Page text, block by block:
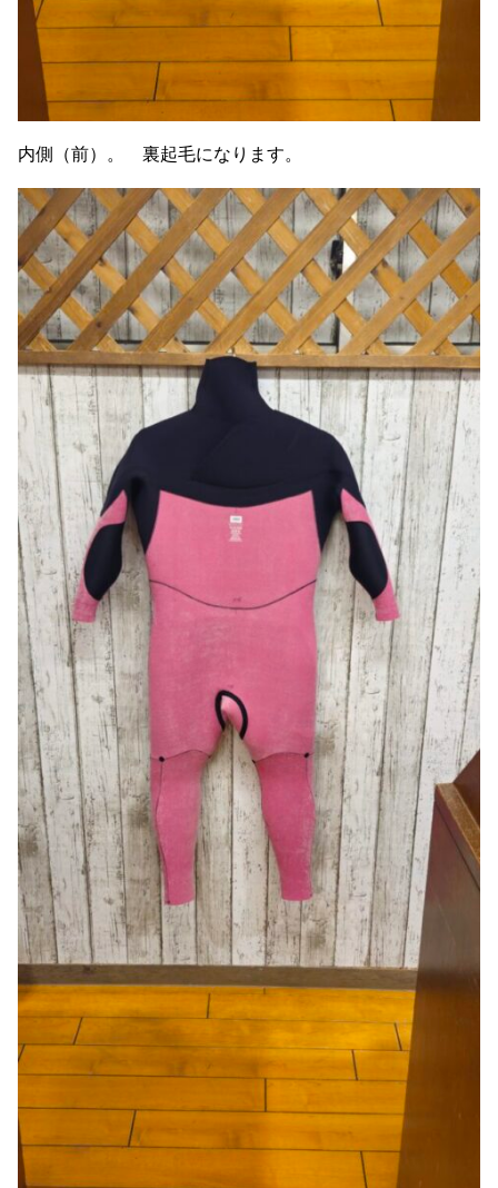
内側（前）。 裏起毛になります。